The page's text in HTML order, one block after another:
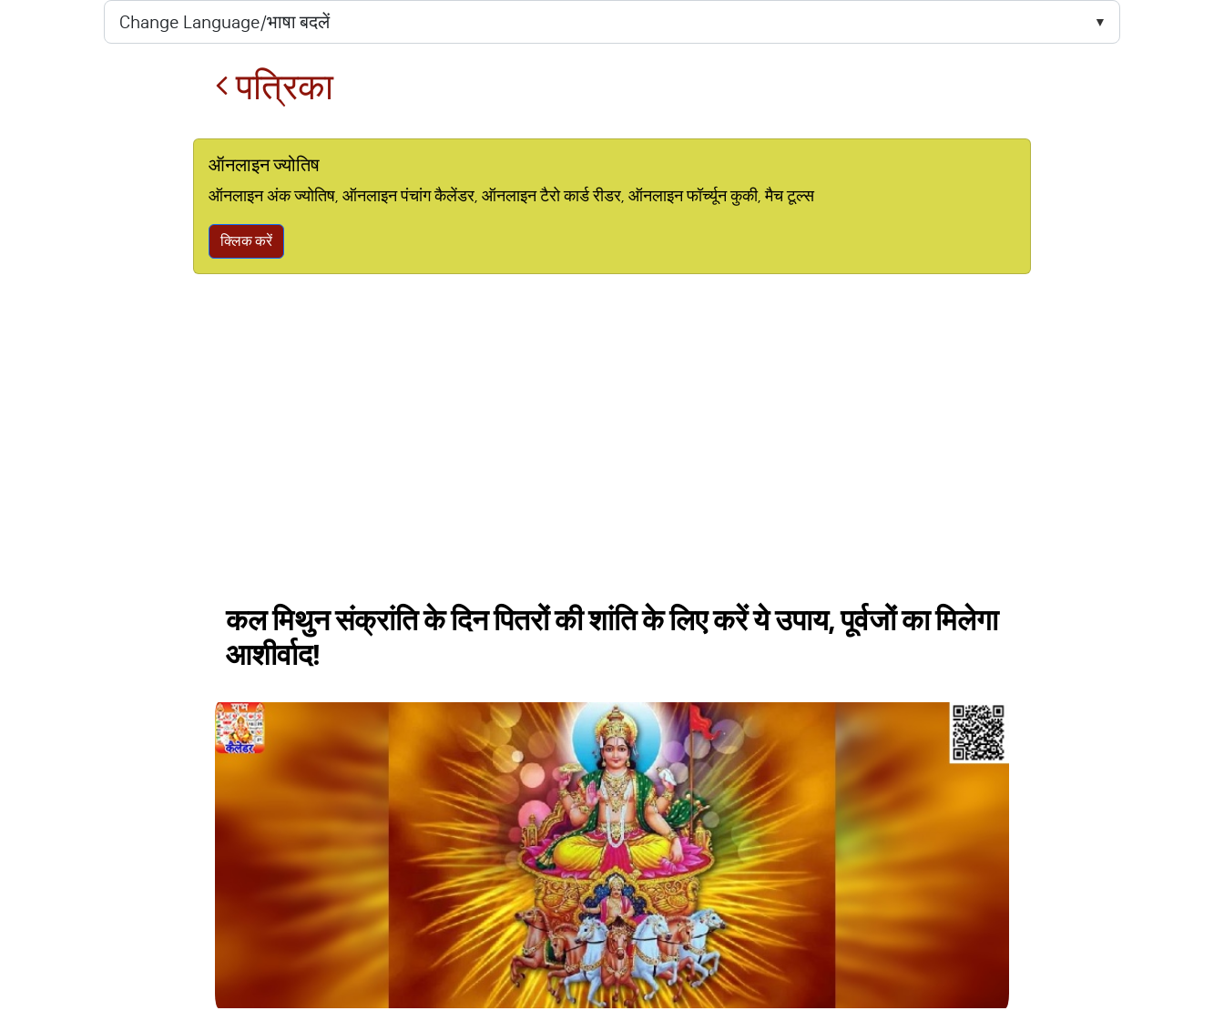
पत्रिका
ऑनलाइन ज्योतिष
ऑनलाइन अंक ज्योतिष, ऑनलाइन पंचांग कैलेंडर, ऑनलाइन टैरो कार्ड रीडर, ऑनलाइन फॉर्च्यून कुकी, मैच टूल्स
क्लिक करें
कल मिथुन संक्रांति के दिन पितरों की शांति के लिए करें ये उपाय, पूर्वजों का मिलेगा
आशीर्वाद!